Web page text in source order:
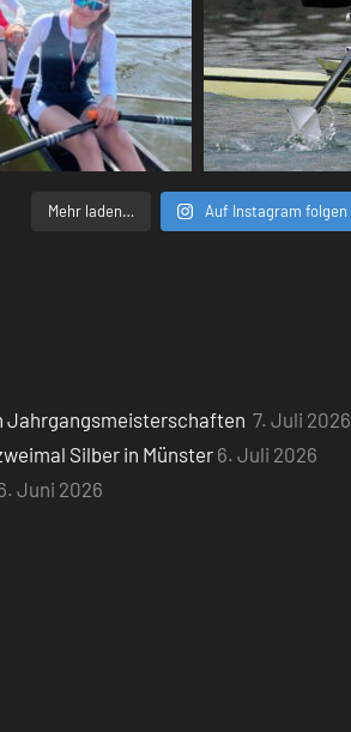
Mehr laden… Auf Instagram folgen
Jahrgangsmeisterschaften 7. Juli 2026
Silber in Münster 6. Juli 2026
Juni 2026